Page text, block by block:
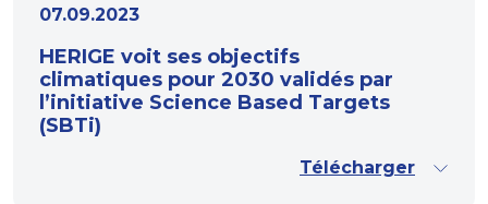
07.09.2023
HERIGE voit ses objectifs
climatiques pour 2030 validés par
l’initiative Science Based Targets
(SBTi)
Télécharger